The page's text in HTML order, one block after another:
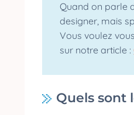
Quand on parle
designer, mais
Vous voulez
sur notre article :
Quels sont